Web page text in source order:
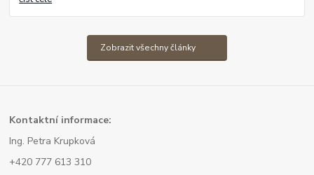
Zobrazit všechny články
Kontaktní informace:
Ing. Petra Krupková
+420 777 613 310